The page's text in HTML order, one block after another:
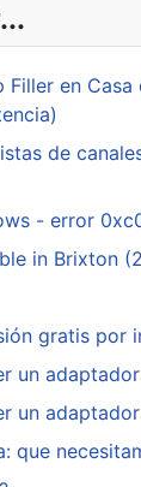
Filler en
de
- error
in Brixton
gratis por
un
un
que